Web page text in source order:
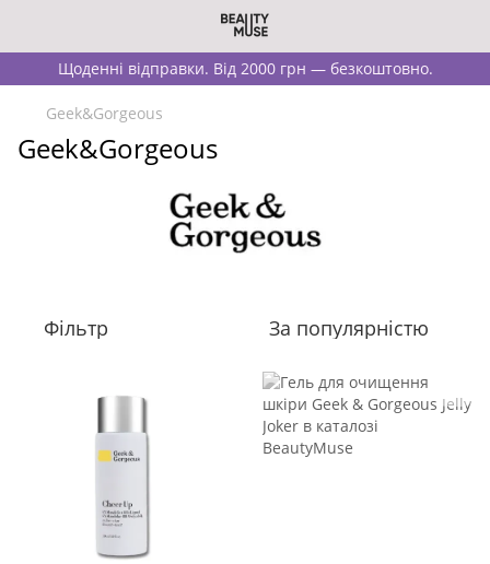
Щоденні відправки. Від 2000 грн — безкоштовно.
Geek&Gorgeous
Geek&Gorgeous
Фільтр За популярністю